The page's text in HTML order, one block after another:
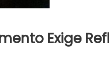
Exige